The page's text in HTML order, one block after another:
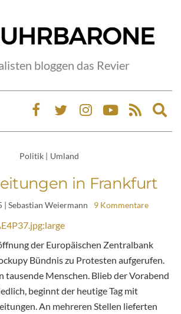
bloggen das Revier
Politik | Umland
in Frankfurt
| Sebastian Weiermann 9 Kommentare
der Europäischen Zentralbank
Bündnis zu Protesten aufgerufen.
tausende Menschen. Blieb der Vorabend
beginnt der heutige Tag mit
An mehreren Stellen lieferten